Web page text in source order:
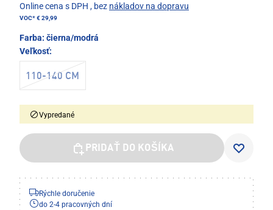
Online cena s DPH , bez nákladov na dopravu
VOC*€ 29,99
Farba: čierna/modrá
Veľkosť:
110-140 CM
Vypredané
PRIDAŤ DO KOŠÍKA
Rýchle doručenie
do 2-4 pracovných dní